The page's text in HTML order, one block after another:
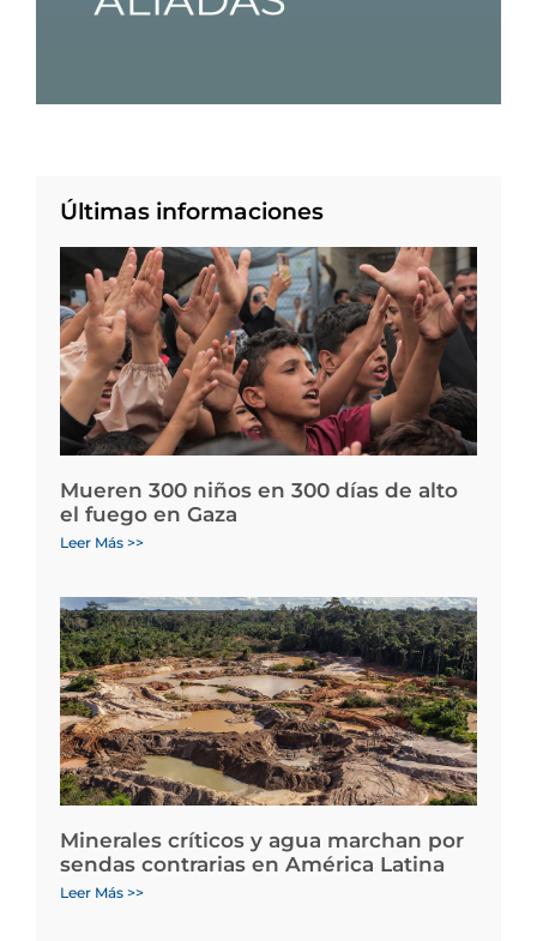
Últimas informaciones
Mueren 300 niños en 300 días de alto
el fuego en Gaza
Leer Más >>
Minerales críticos y agua marchan por
sendas contrarias en América Latina
Leer Más >>